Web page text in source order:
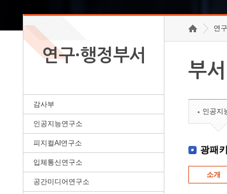
연구·행정부서
감사부
인공지능연구소
피지컬AI연구소
입체통신연구소
공간미디어연구소
연
부
인공지
광패
소개